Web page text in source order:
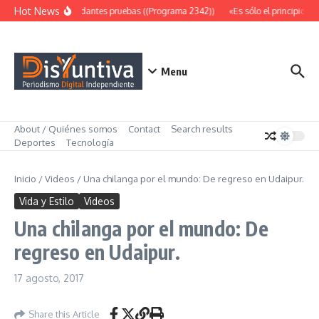
Saltar al contenido
Hot NewsAbundantes pruebas ((Programa 2342)) «Es sólo el principio»
Menu
About / Quiénes somos Contact
Search results
Deportes
Tecnología
Inicio /Videos / Una chilanga por el mundo: De regreso en Udaipur.
Vida y Estilo Videos
Una chilanga por el mundo: De
regreso en Udaipur.
17 agosto, 2017
Share this Article